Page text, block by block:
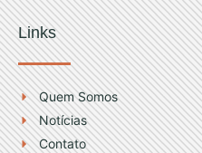
t
a
g
r
a
m
Links
Quem Somos
Notícias
Contato